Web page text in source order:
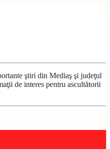
ştiri din Mediaş şi judeţul
de interes pentru ascultătorii